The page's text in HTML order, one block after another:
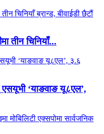
तीन चिनियाँ...
एसयूभी ‘याङवाङ यू८एल’,